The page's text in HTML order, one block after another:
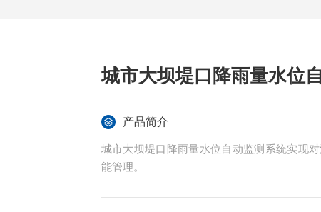
城市大坝堤口降雨量水位
产品简介
城市大坝堤口降雨量水位自动监测系统实现
能管理。